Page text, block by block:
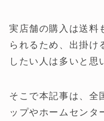
実店舗の購入は送料
られるため、出掛け
したい人は多いと思
そこで本記事は、全
ップやホームセンタ